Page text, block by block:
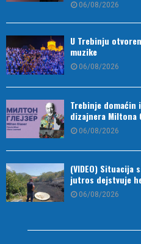
06/08/2026
U Trebinju
muzike
06/08/2026
Trebinje domaćin
dizajnera Miltona
06/08/2026
(VIDEO) Situacija
jutros dejstvuje
06/08/2026